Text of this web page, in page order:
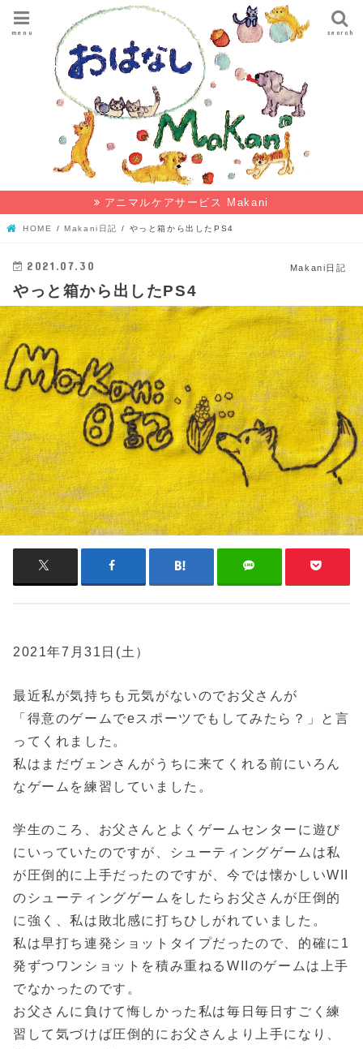
search
menu
アニマルケアサービス Makani
HOME Makani日記 やっと箱から出したPS4
Makani日記
2021.07.30
やっと箱から出したPS4
2021年7月31日(土）
最近私が気持ちも元気がないのでお父さんが
「得意のゲームでeスポーツでもしてみたら？」と言
ってくれました。
私はまだヴェンさんがうちに来てくれる前にいろん
なゲームを練習していました。
学生のころ、お父さんとよくゲームセンターに遊び
にいっていたのですが、シューティングゲームは私
が圧倒的に上手だったのですが、今では懐かしいWII
のシューティングゲームをしたらお父さんが圧倒的
に強く、私は敗北感に打ちひしがれていました。
私は早打ち連発ショットタイプだったので、的確に1
発ずつワンショットを積み重ねるWIIのゲームは上手
でなかったのです。
お父さんに負けて悔しかった私は毎日毎日すごく練
習して気づけば圧倒的にお父さんより上手になり、